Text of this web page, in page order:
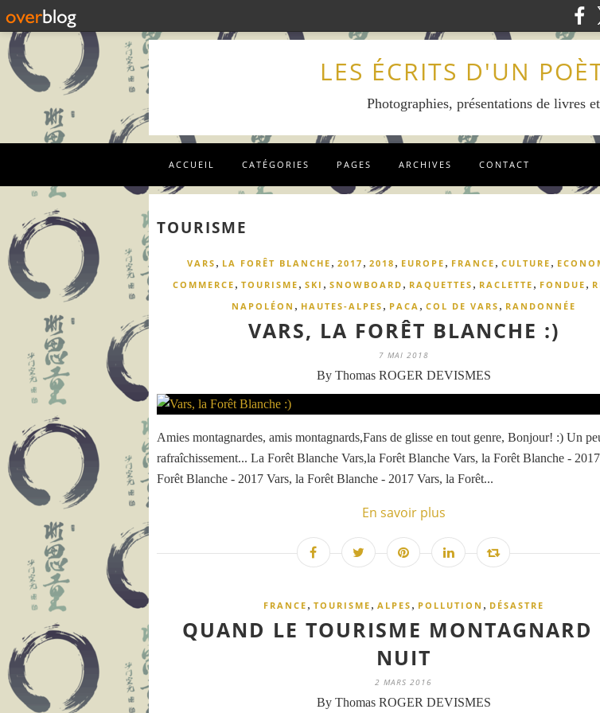
LES ÉCRITS D'UN
Photographies, présentations de livres
ACCUEIL CATÉGORIES PAGES ARCHIVES CONTACT
TOURISME
VARS , LA FORÊT BLANCHE , 2017 , 2018 , EUROPE , FRANCE , CULTURE ,
COMMERCE , TOURISME , SKI , SNOWBOARD , RAQUETTES , RACLETTE , FONDUE ,
NAPOLÉON , HAUTES-ALPES , PACA , COL DE VARS , RANDONNÉE
VARS, LA FORÊT BLANCHE :)
7 MAI 2018
By Thomas ROGER DEVISMES
Amies montagnardes, amis montagnards,Fans de glisse en tout genre, Bonjour! :) Un
rafraîchissement... La Forêt Blanche Vars,la Forêt Blanche Vars, la Forêt Blanche -
Forêt Blanche - 2017 Vars, la Forêt Blanche - 2017 Vars, la Forêt...
En savoir plus
FRANCE , TOURISME , ALPES , POLLUTION , DÉSASTRE
QUAND LE TOURISME MONTAGNARD
NUIT
2 MARS 2016
By Thomas ROGER DEVISMES